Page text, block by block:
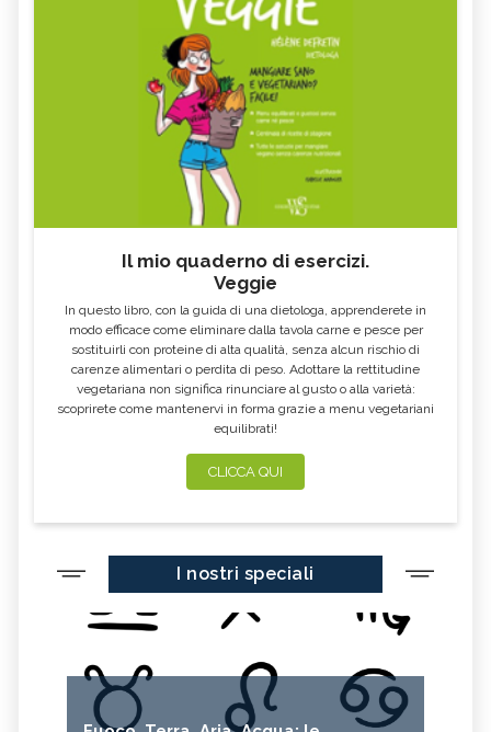
Il mio quaderno di esercizi.
Veggie
In questo libro, con la guida di una dietologa, apprenderete in
modo efficace come eliminare dalla tavola carne e pesce per
sostituirli con proteine di alta qualità, senza alcun rischio di
carenze alimentari o perdita di peso. Adottare la rettitudine
vegetariana non significa rinunciare al gusto o alla varietà:
scoprirete come mantenervi in forma grazie a menu vegetariani
equilibrati!
CLICCA QUI
I nostri speciali